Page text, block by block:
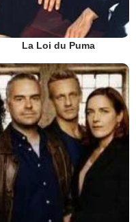
La Loi du Puma